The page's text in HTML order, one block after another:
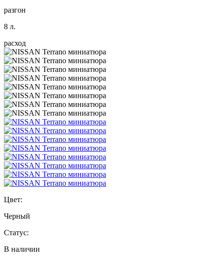
разгон
8 л.
расход
Цвет:
Черный
Статус:
В наличии